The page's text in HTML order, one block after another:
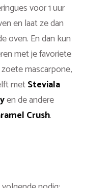
voor 1 uur
en laat ze dan
oven. En dan kun
met je favoriete
mascarpone,
metSteviala
en de andere
Crush.